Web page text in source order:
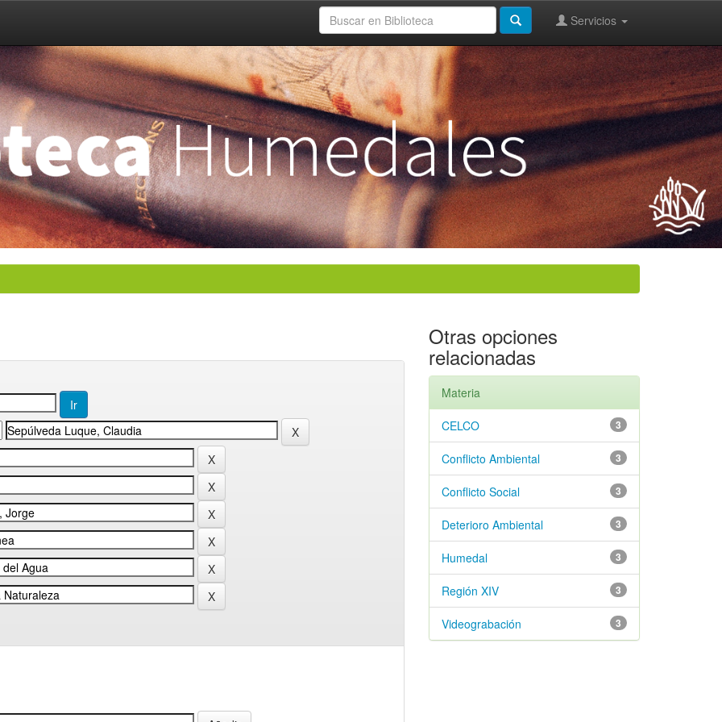
Servicios
Otras opciones
relacionadas
Materia
3
CELCO
3
Conflicto Ambiental
3
Conflicto Social
3
Deterioro Ambiental
3
Humedal
3
Región XIV
3
Videograbación